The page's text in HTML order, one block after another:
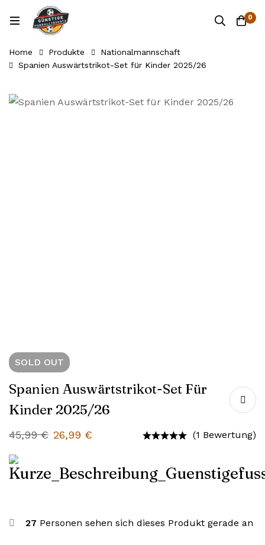
0
Home Produkte
Nationalmannschaft
Spanien Auswärtstrikot-Set für Kinder 2025/26
SOLD OUT
Spanien Auswärtstrikot-Set Für
Kinder 2025/26
45,99€ 26,99 € (1 Bewertung)
27 Personen sehen sich dieses Produkt gerade an